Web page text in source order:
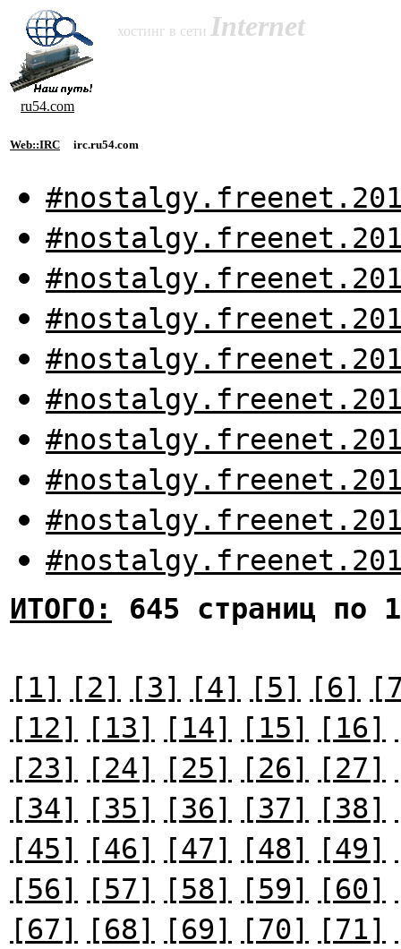
хостинг в сети Internet
ru54.com
Web::IRC irc.ru54.com
ИТОГО:
645 страниц по
[1] [2] [3] [4] [5] [6]
[12]
[13] [14] [15] [16]
[23]
[24] [25] [26] [27]
[34]
[35] [36] [37] [38]
[45]
[46] [47] [48] [49]
[56]
[57] [58] [59] [60]
[67]
[68] [69] [70] [71]